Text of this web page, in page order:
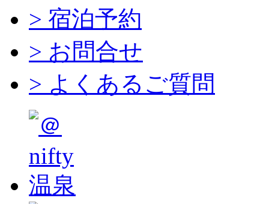
> 宿泊予約
> お問合せ
> よくあるご質問